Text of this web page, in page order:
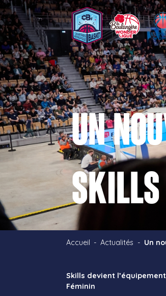
Un
Skills
Accueil Actualités Un
Skills devient
Féminin